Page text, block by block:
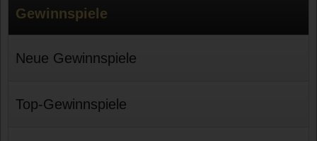
Gewinnspiele
Neue Gewinnspiele
Top-Gewinnspiele